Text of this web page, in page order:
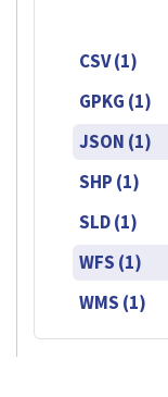
CSV (1)
GPKG (1)
JSON (1)
SHP (1)
SLD (1)
WFS (1)
WMS (1)